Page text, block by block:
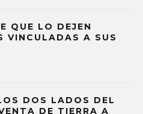
QUE LO DEJEN
VINCULADAS A SUS
DOS LADOS DEL
DE TIERRA A